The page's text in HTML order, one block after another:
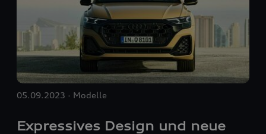
05.09.2023 Modelle
Expressives Design und neue